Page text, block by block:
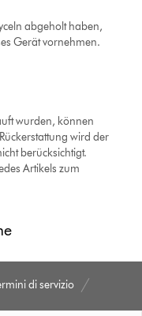
abgeholt haben,
Gerät vornehmen.
wurden, können
wird der
berücksichtigt.
Artikels zum
di servizio